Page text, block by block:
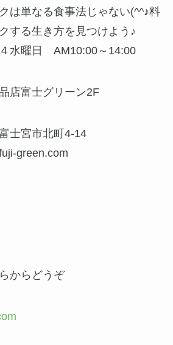
は単なる食事法じゃない(^^♪料
する生き方を見つけよう♪
水曜日 AM10:00～14:00
富士グリーン2F
市北町4-14
からどうぞ